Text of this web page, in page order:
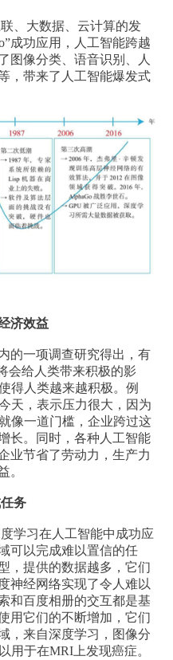
大数据、云计算的发
成功应用，人工智能跨越
图像分类、语音识别、人
，带来了人工智能爆发式
济效益
一项调查研究得出，有
会给人类带来积极的影
得人类越来越积极。例
天，表示压力很大，因为
像一道门槛，企业跨过这
长。同时，各种人工智能
业节省了劳动力，生产力
。
务
习在人工智能中成功应
可以完成难以置信的任
，提供的数据越多，它们
神经网络实现了令人难以
和百度相册的交互都是基
用它们的不断增加，它们
，来自深度学习，图像分
用于在MRI上发现癌症。